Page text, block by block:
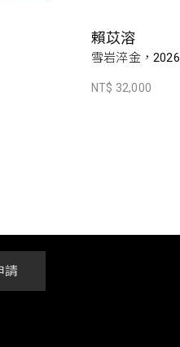
賴苡溶
雪岩淬金，2026
NT$ 32,000
請